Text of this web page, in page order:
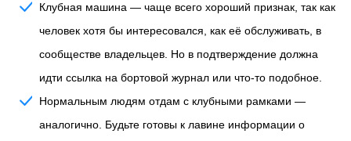
Клубная машина — чаще всего хороший признак, так как
человек хотя бы интересовался, как её обслуживать, в
сообществе владельцев. Но в подтверждение должна
идти ссылка на бортовой журнал или что-то подобное.
Нормальным людям отдам с клубными рамками —
аналогично. Будьте готовы к лавине информации о